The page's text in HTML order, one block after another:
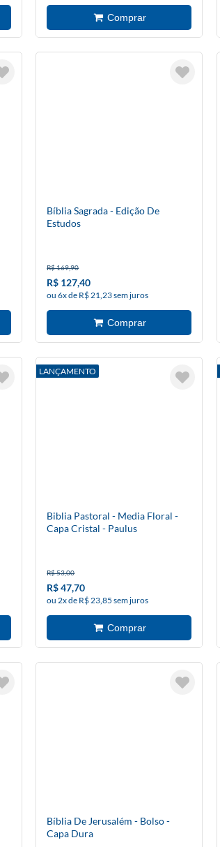
Bíblia Sagrada - Edição De
Estudos
R$ 169,90
R$ 127,40
ou 6x de R$ 21,23 sem juros
LANÇAMENTO
Biblia Pastoral - Media Floral -
Capa Cristal - Paulus
R$ 53,00
R$ 47,70
ou 2x de R$ 23,85 sem juros
Bíblia De Jerusalém - Bolso -
Capa Dura